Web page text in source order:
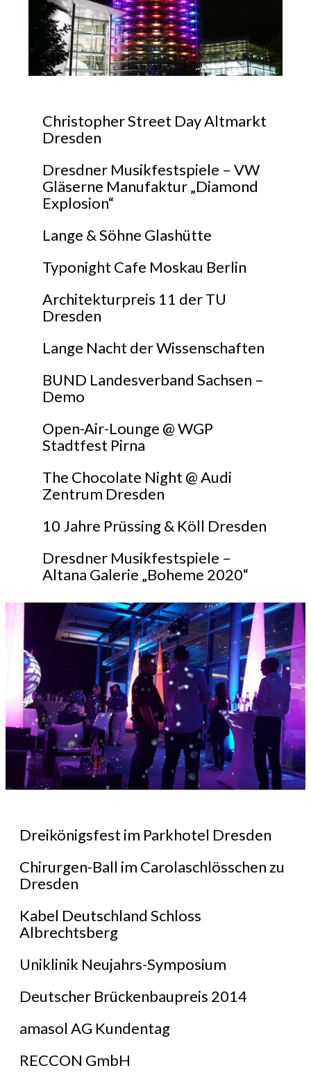
Christopher Street Day Altmarkt
Dresden
Dresdner Musikfestspiele – VW
Gläserne Manufaktur „Diamond
Explosion“
Lange & Söhne Glashütte
Typonight Cafe Moskau Berlin
Architekturpreis 11 der TU
Dresden
Lange Nacht der Wissenschaften
BUND Landesverband Sachsen –
Demo
Open-Air-Lounge @ WGP
Stadtfest Pirna
The Chocolate Night @ Audi
Zentrum Dresden
10 Jahre Prüssing & Köll Dresden
Dresdner Musikfestspiele –
Altana Galerie „Boheme 2020“
Dreikönigsfest im Parkhotel Dresden
Chirurgen-Ball im Carolaschlösschen zu
Dresden
Kabel Deutschland Schloss
Albrechtsberg
Uniklinik Neujahrs-Symposium
Deutscher Brückenbaupreis 2014
amasol AG Kundentag
RECCON GmbH